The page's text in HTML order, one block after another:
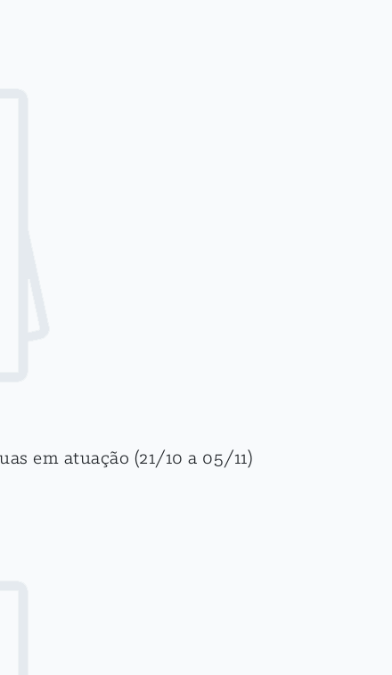
em atuação (21/10 a 05/11)